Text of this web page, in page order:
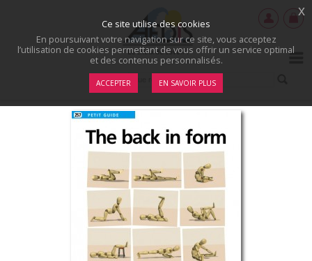
Ce site utilise des cookies
En poursuivant votre navigation sur ce site, vous acceptez
l’utilisation de cookies permettant de vous offrir un service optimal
et des contenus personnalisés.
ACCEPTER EN SAVOIR PLUS
x